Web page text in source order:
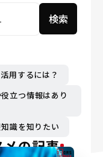
検索
用するには？
立つ情報はあり
識を知りたい
メの記事